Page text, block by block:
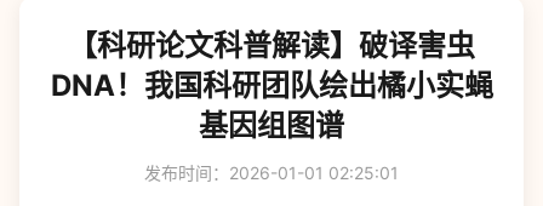
【科研论文科普解读】破译害虫
DNA！我国科研团队绘出橘小实蝇
基因组图谱
发布时间：2026-01-01 02:25:01